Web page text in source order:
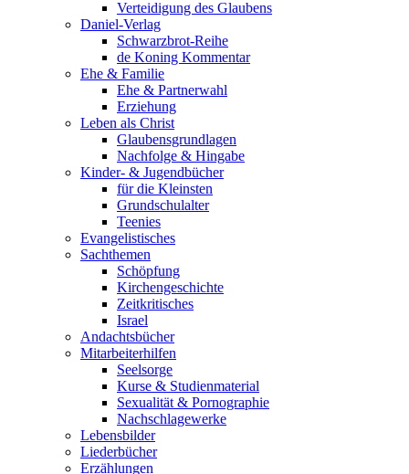
Verteidigung des Glaubens
Daniel-Verlag
Schwarzbrot-Reihe
de Koning Kommentar
Ehe & Familie
Ehe & Partnerwahl
Erziehung
Leben als Christ
Glaubensgrundlagen
Nachfolge & Hingabe
Kinder- & Jugendbücher
für die Kleinsten
Grundschulalter
Teenies
Evangelistisches
Sachthemen
Schöpfung
Kirchengeschichte
Zeitkritisches
Israel
Andachtsbücher
Mitarbeiterhilfen
Seelsorge
Kurse & Studienmaterial
Sexualität & Pornographie
Nachschlagewerke
Lebensbilder
Liederbücher
Erzählungen